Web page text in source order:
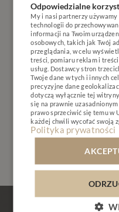
NASI
Twój plan leczenia
którą wykonamy już
Odpowiedzialne
My i nasi partnerzy
technologii do
informacji na Twoim
osobowych, takich jak Twój
przeglądania, w celu
treści, pomiaru reklam i
usług. Dostawcy stron
Twoje dane w tych i innych
precyzyjne dane
dotyczą wyłącznie tej
się na prawnie
prawo sprzeciwić się temu w
każdej chwili wycofać swoją
Polityka prywatności